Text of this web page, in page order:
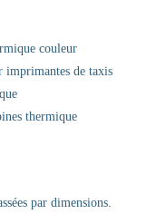
couleur
imprimantes de taxis
thermique
par dimensions.